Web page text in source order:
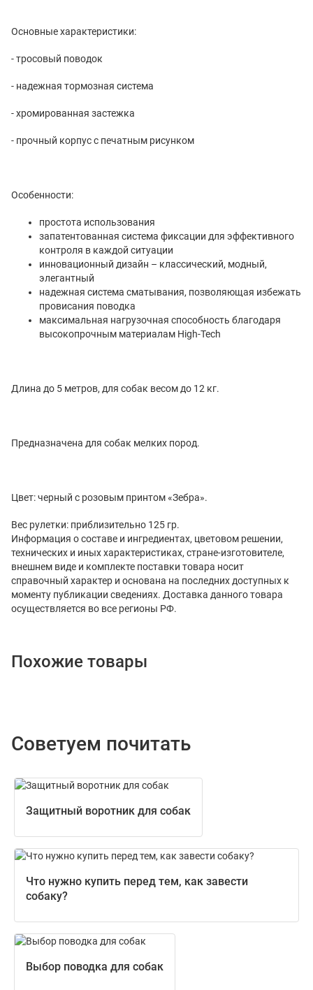
Основные характеристики:
- тросовый поводок
- надежная тормозная система
- хромированная застежка
- прочный корпус с печатным рисунком
Особенности:
простота использования
запатентованная система фиксации для эффективного
контроля в каждой ситуации
инновационный дизайн – классический, модный,
элегантный
надежная система сматывания, позволяющая избежать
провисания поводка
максимальная нагрузочная способность благодаря
высокопрочным материалам High-Tech
Длина до 5 метров, для собак весом до 12 кг.
Предназначена для собак мелких пород.
Цвет: черный с розовым принтом «Зебра».
Вес рулетки: приблизительно 125 гр.
Информация о составе и ингредиентах, цветовом решении,
технических и иных характеристиках, стране-изготовителе,
внешнем виде и комплекте поставки товара носит
справочный характер и основана на последних доступных к
моменту публикации сведениях. Доставка данного товара
осуществляется во все регионы РФ.
Похожие товары
Советуем почитать
Защитный воротник для собак
Что нужно купить перед тем, как завести
собаку?
Выбор поводка для собак